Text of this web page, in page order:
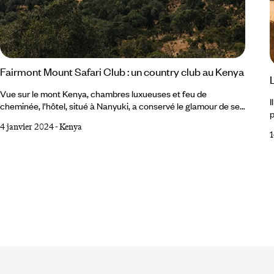
Fairmont Mount Safari Club : un country club au Kenya
Vue sur le mont Kenya, chambres luxueuses et feu de
cheminée, l’hôtel, situé à Nanyuki, a conservé le glamour de ses
Hemingway à Ava Gardner, de Frank Sinatra à Winston
4 janvier 2024-Kenya